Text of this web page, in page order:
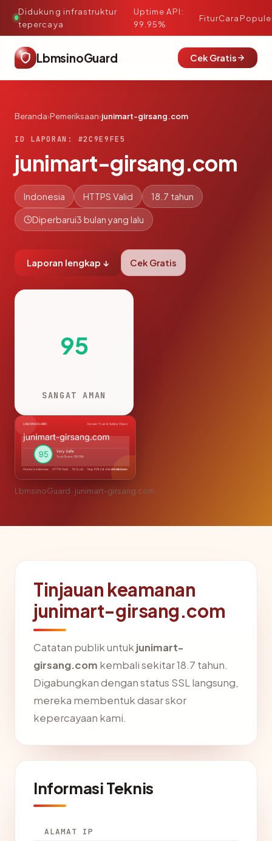
Didukung infrastruktur
tepercaya
·
Uptime API:
99.95%
FiturCara
LbmsinoGuard Cek Gratis
Beranda›Pemeriksaan›junimart-girsang.com
ID LAPORAN: #2C9E9FE5
junimart-girsang.com
Indonesia HTTPS Valid 18.7 tahun
Diperbarui3 bulan yang lalu
Laporan lengkap ↓ Cek Gratis
95
SANGAT AMAN
LbmsinoGuard · junimart-girsang.com
Tinjauan keamanan
junimart-girsang.com
Catatan publik untuk junimart-
girsang.com kembali sekitar 18.7 tahun.
Digabungkan dengan status SSL langsung,
mereka membentuk dasar skor
kepercayaan kami.
Informasi Teknis
ALAMAT IP